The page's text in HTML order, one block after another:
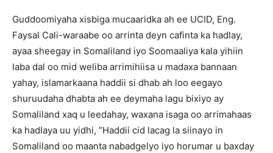
Guddoomiyaha xisbiga mucaaridka ah ee UCID, Eng.
Faysal Cali-waraabe oo arrinta deyn cafinta ka hadlay,
ayaa sheegay in Somaliland iyo Soomaaliya kala yihiin
laba dal oo mid weliba arrimihiisa u madaxa bannaan
yahay, islamarkaana haddii si dhab ah loo eegayo
shuruudaha dhabta ah ee deymaha lagu bixiyo ay
Somaliland xaq u leedahay, waxana isaga oo arrimahaas
ka hadlaya uu yidhi, “Haddii cid lacag la siinayo in
Somaliland oo maanta nabadgelyo iyo horumar u baxday